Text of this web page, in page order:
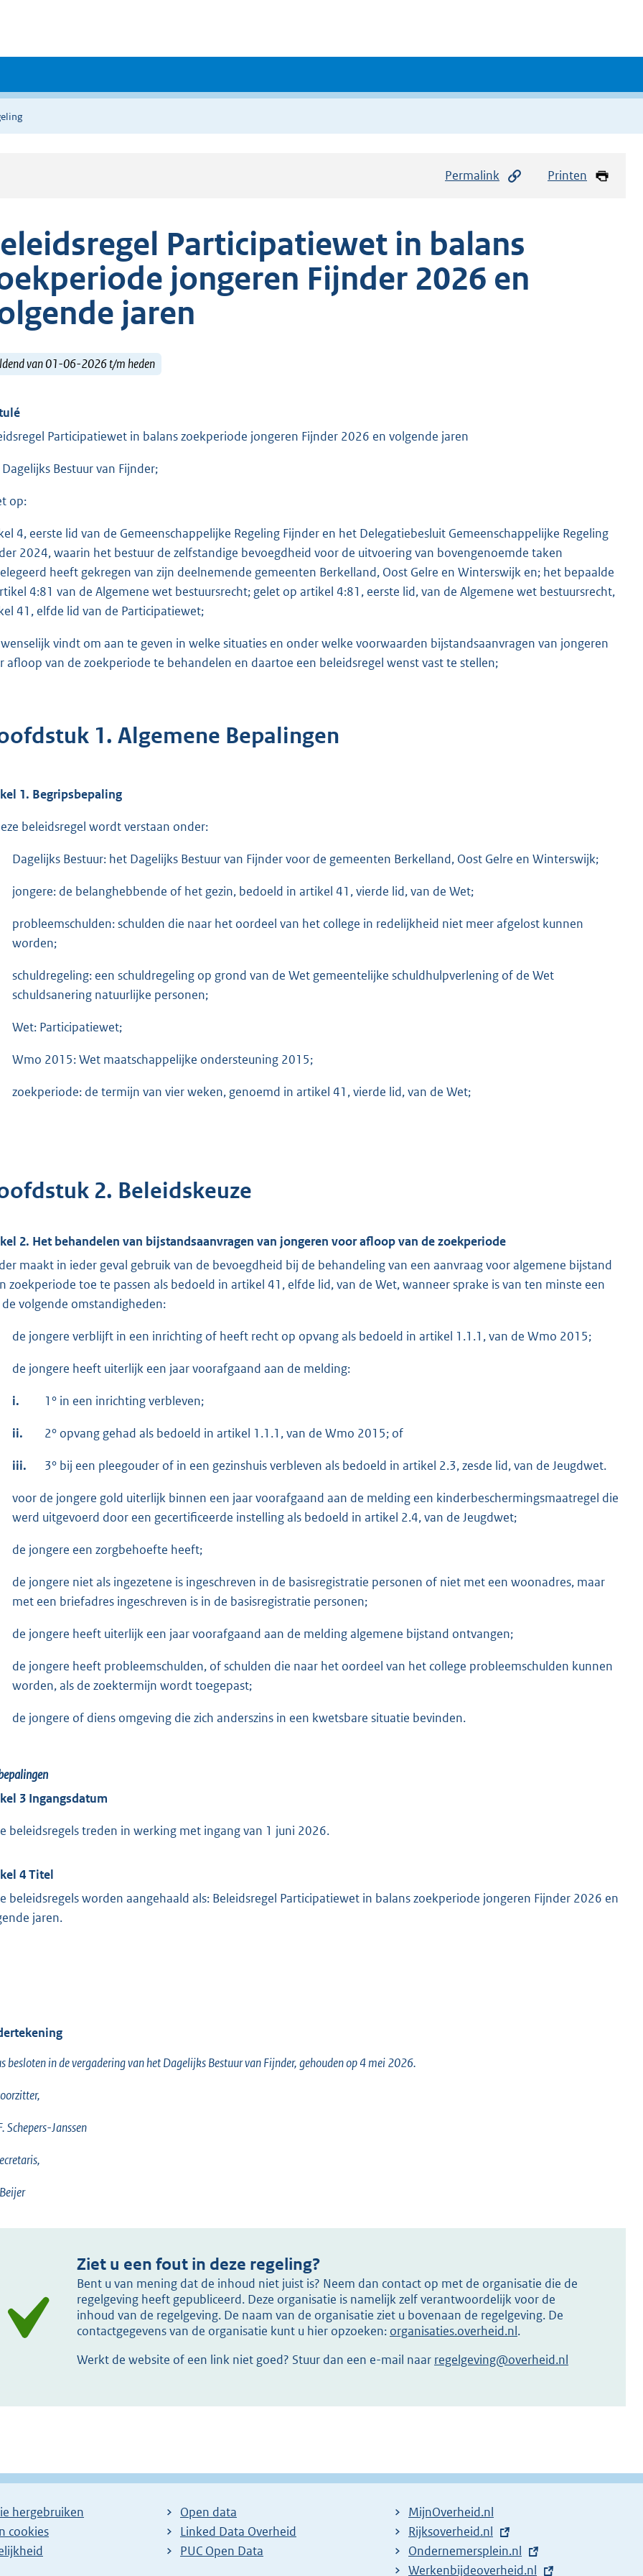
Permalink Printen
Participatiewet in balans
jongeren Fijnder 2026 en
jaren
van 01-06-2026 t/m heden
Participatiewet in balans zoekperiode jongeren Fijnder 2026 en volgende jaren
Bestuur van Fijnder;
op:
4, eerste lid van de Gemeenschappelijke Regeling Fijnder en het Delegatiebesluit Gemeenschappelijke Regeling
2024, waarin het bestuur de zelfstandige bevoegdheid voor de uitvoering van bovengenoemde taken
heeft gekregen van zijn deelnemende gemeenten Berkelland, Oost Gelre en Winterswijk en; het bepaalde
4:81 van de Algemene wet bestuursrecht; gelet op artikel 4:81, eerste lid, van de Algemene wet bestuursrecht,
41, elfde lid van de Participatiewet;
vindt om aan te geven in welke situaties en onder welke voorwaarden bijstandsaanvragen van jongeren
afloop van de zoekperiode te behandelen en daartoe een beleidsregel wenst vast te stellen;
1. Algemene Bepalingen
1. Begripsbepaling
beleidsregel wordt verstaan onder:
Dagelijks Bestuur: het Dagelijks Bestuur van Fijnder voor de gemeenten Berkelland, Oost Gelre en Winterswijk;
jongere: de belanghebbende of het gezin, bedoeld in artikel 41, vierde lid, van de Wet;
probleemschulden: schulden die naar het oordeel van het college in redelijkheid niet meer afgelost kunnen
worden;
schuldregeling: een schuldregeling op grond van de Wet gemeentelijke schuldhulpverlening of de Wet
schuldsanering natuurlijke personen;
Wet: Participatiewet;
Wmo 2015: Wet maatschappelijke ondersteuning 2015;
zoekperiode: de termijn van vier weken, genoemd in artikel 41, vierde lid, van de Wet;
2. Beleidskeuze
2. Het behandelen van bijstandsaanvragen van jongeren voor afloop van de zoekperiode
maakt in ieder geval gebruik van de bevoegdheid bij de behandeling van een aanvraag voor algemene bijstand
zoekperiode toe te passen als bedoeld in artikel 41, elfde lid, van de Wet, wanneer sprake is van ten minste een
volgende omstandigheden:
de jongere verblijft in een inrichting of heeft recht op opvang als bedoeld in artikel 1.1.1, van de Wmo 2015;
de jongere heeft uiterlijk een jaar voorafgaand aan de melding:
i. 1° in een inrichting verbleven;
ii. 2° opvang gehad als bedoeld in artikel 1.1.1, van de Wmo 2015; of
iii. 3° bij een pleegouder of in een gezinshuis verbleven als bedoeld in artikel 2.3, zesde lid, van de Jeugdwet.
voor de jongere gold uiterlijk binnen een jaar voorafgaand aan de melding een kinderbeschermingsmaatregel die
werd uitgevoerd door een gecertificeerde instelling als bedoeld in artikel 2.4, van de Jeugdwet;
de jongere een zorgbehoefte heeft;
de jongere niet als ingezetene is ingeschreven in de basisregistratie personen of niet met een woonadres, maar
met een briefadres ingeschreven is in de basisregistratie personen;
de jongere heeft uiterlijk een jaar voorafgaand aan de melding algemene bijstand ontvangen;
de jongere heeft probleemschulden, of schulden die naar het oordeel van het college probleemschulden kunnen
worden, als de zoektermijn wordt toegepast;
de jongere of diens omgeving die zich anderszins in een kwetsbare situatie bevinden.
3 Ingangsdatum
beleidsregels treden in werking met ingang van 1 juni 2026.
4 Titel
beleidsregels worden aangehaald als: Beleidsregel Participatiewet in balans zoekperiode jongeren Fijnder 2026 en
jaren.
besloten in de vergadering van het Dagelijks Bestuur van Fijnder, gehouden op 4 mei 2026.
Schepers-Janssen
Ziet u een fout in deze regeling?
Bent u van mening dat de inhoud niet juist is? Neem dan contact op met de organisatie die de
regelgeving heeft gepubliceerd. Deze organisatie is namelijk zelf verantwoordelijk voor de
inhoud van de regelgeving. De naam van de organisatie ziet u bovenaan de regelgeving. De
contactgegevens van de organisatie kunt u hier opzoeken: organisaties.overheid.nl.
Werkt de website of een link niet goed? Stuur dan een e-mail naar regelgeving@overheid.nl
hergebruiken
cookies
Open data
Linked Data Overheid
PUC Open Data
MijnOverheid.nl
E
x
t
Rijksoverheid.nl
E
x
Ondernemersplein.nl
E
Werkenbijdeoverheid.nl